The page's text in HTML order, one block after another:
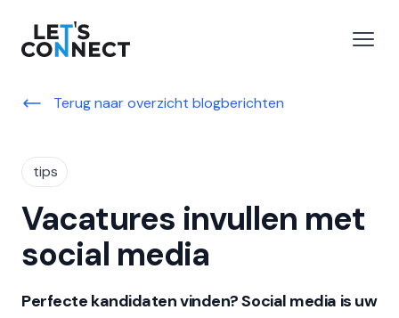
Let's Connect
Terug naar overzicht blogberichten
tips
Vacatures invullen met
social media
Perfecte kandidaten vinden? Social media is uw